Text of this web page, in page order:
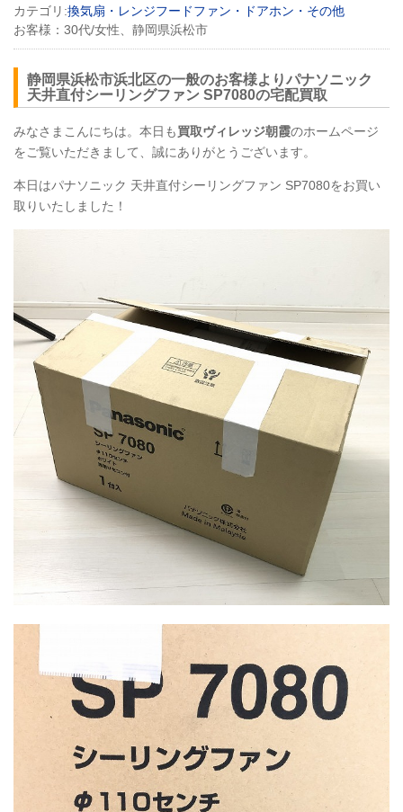
カテゴリ:換気扇・レンジフードファン・ドアホン・その他
お客様： 30代/女性、静岡県浜松市
静岡県浜松市浜北区の一般のお客様よりパナソニック
天井直付シーリングファン SP7080の宅配買取
みなさまこんにちは。本日も買取ヴィレッジ朝霞のホームページ
をご覧いただきまして、誠にありがとうございます。
本日はパナソニック 天井直付シーリングファン SP7080をお買い
取りいたしました！